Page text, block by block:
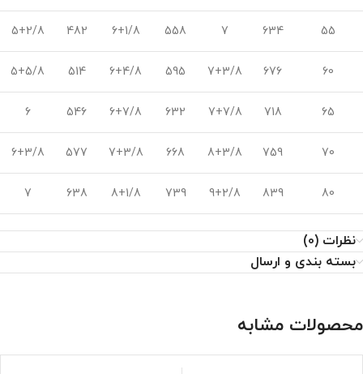
55
634
7
558
6+1/8
482
5+2/8
60
676
7+3/8
595
6+4/8
514
5+5/8
65
718
7+7/8
632
6+7/8
546
6
70
759
8+3/8
668
7+3/8
577
6+3/8
80
839
9+2/8
739
8+1/8
638
7
نظرات (0)
بسته بندی و ارسال
محصولات مشابه